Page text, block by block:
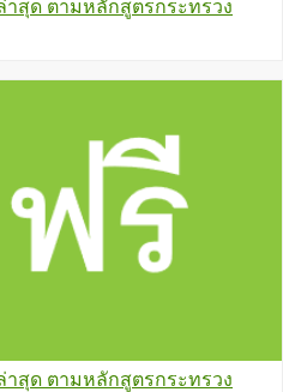
าสุด ตามหลักสูตรกระทรวง
าสุด ตามหลักสูตรกระทรวง